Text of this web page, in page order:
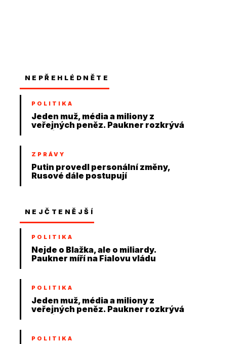
NEPŘEHLÉDNĚTE
POLITIKA
Jeden muž, média a miliony z
veřejných peněz. Paukner rozkrývá
systém
ZPRÁVY
Putin provedl personální změny,
Rusové dále postupují
NEJČTENĚJŠÍ
POLITIKA
Nejde o Blažka, ale o miliardy.
Paukner míří na Fialovu vládu
POLITIKA
Jeden muž, média a miliony z
veřejných peněz. Paukner rozkrývá
systém
POLITIKA